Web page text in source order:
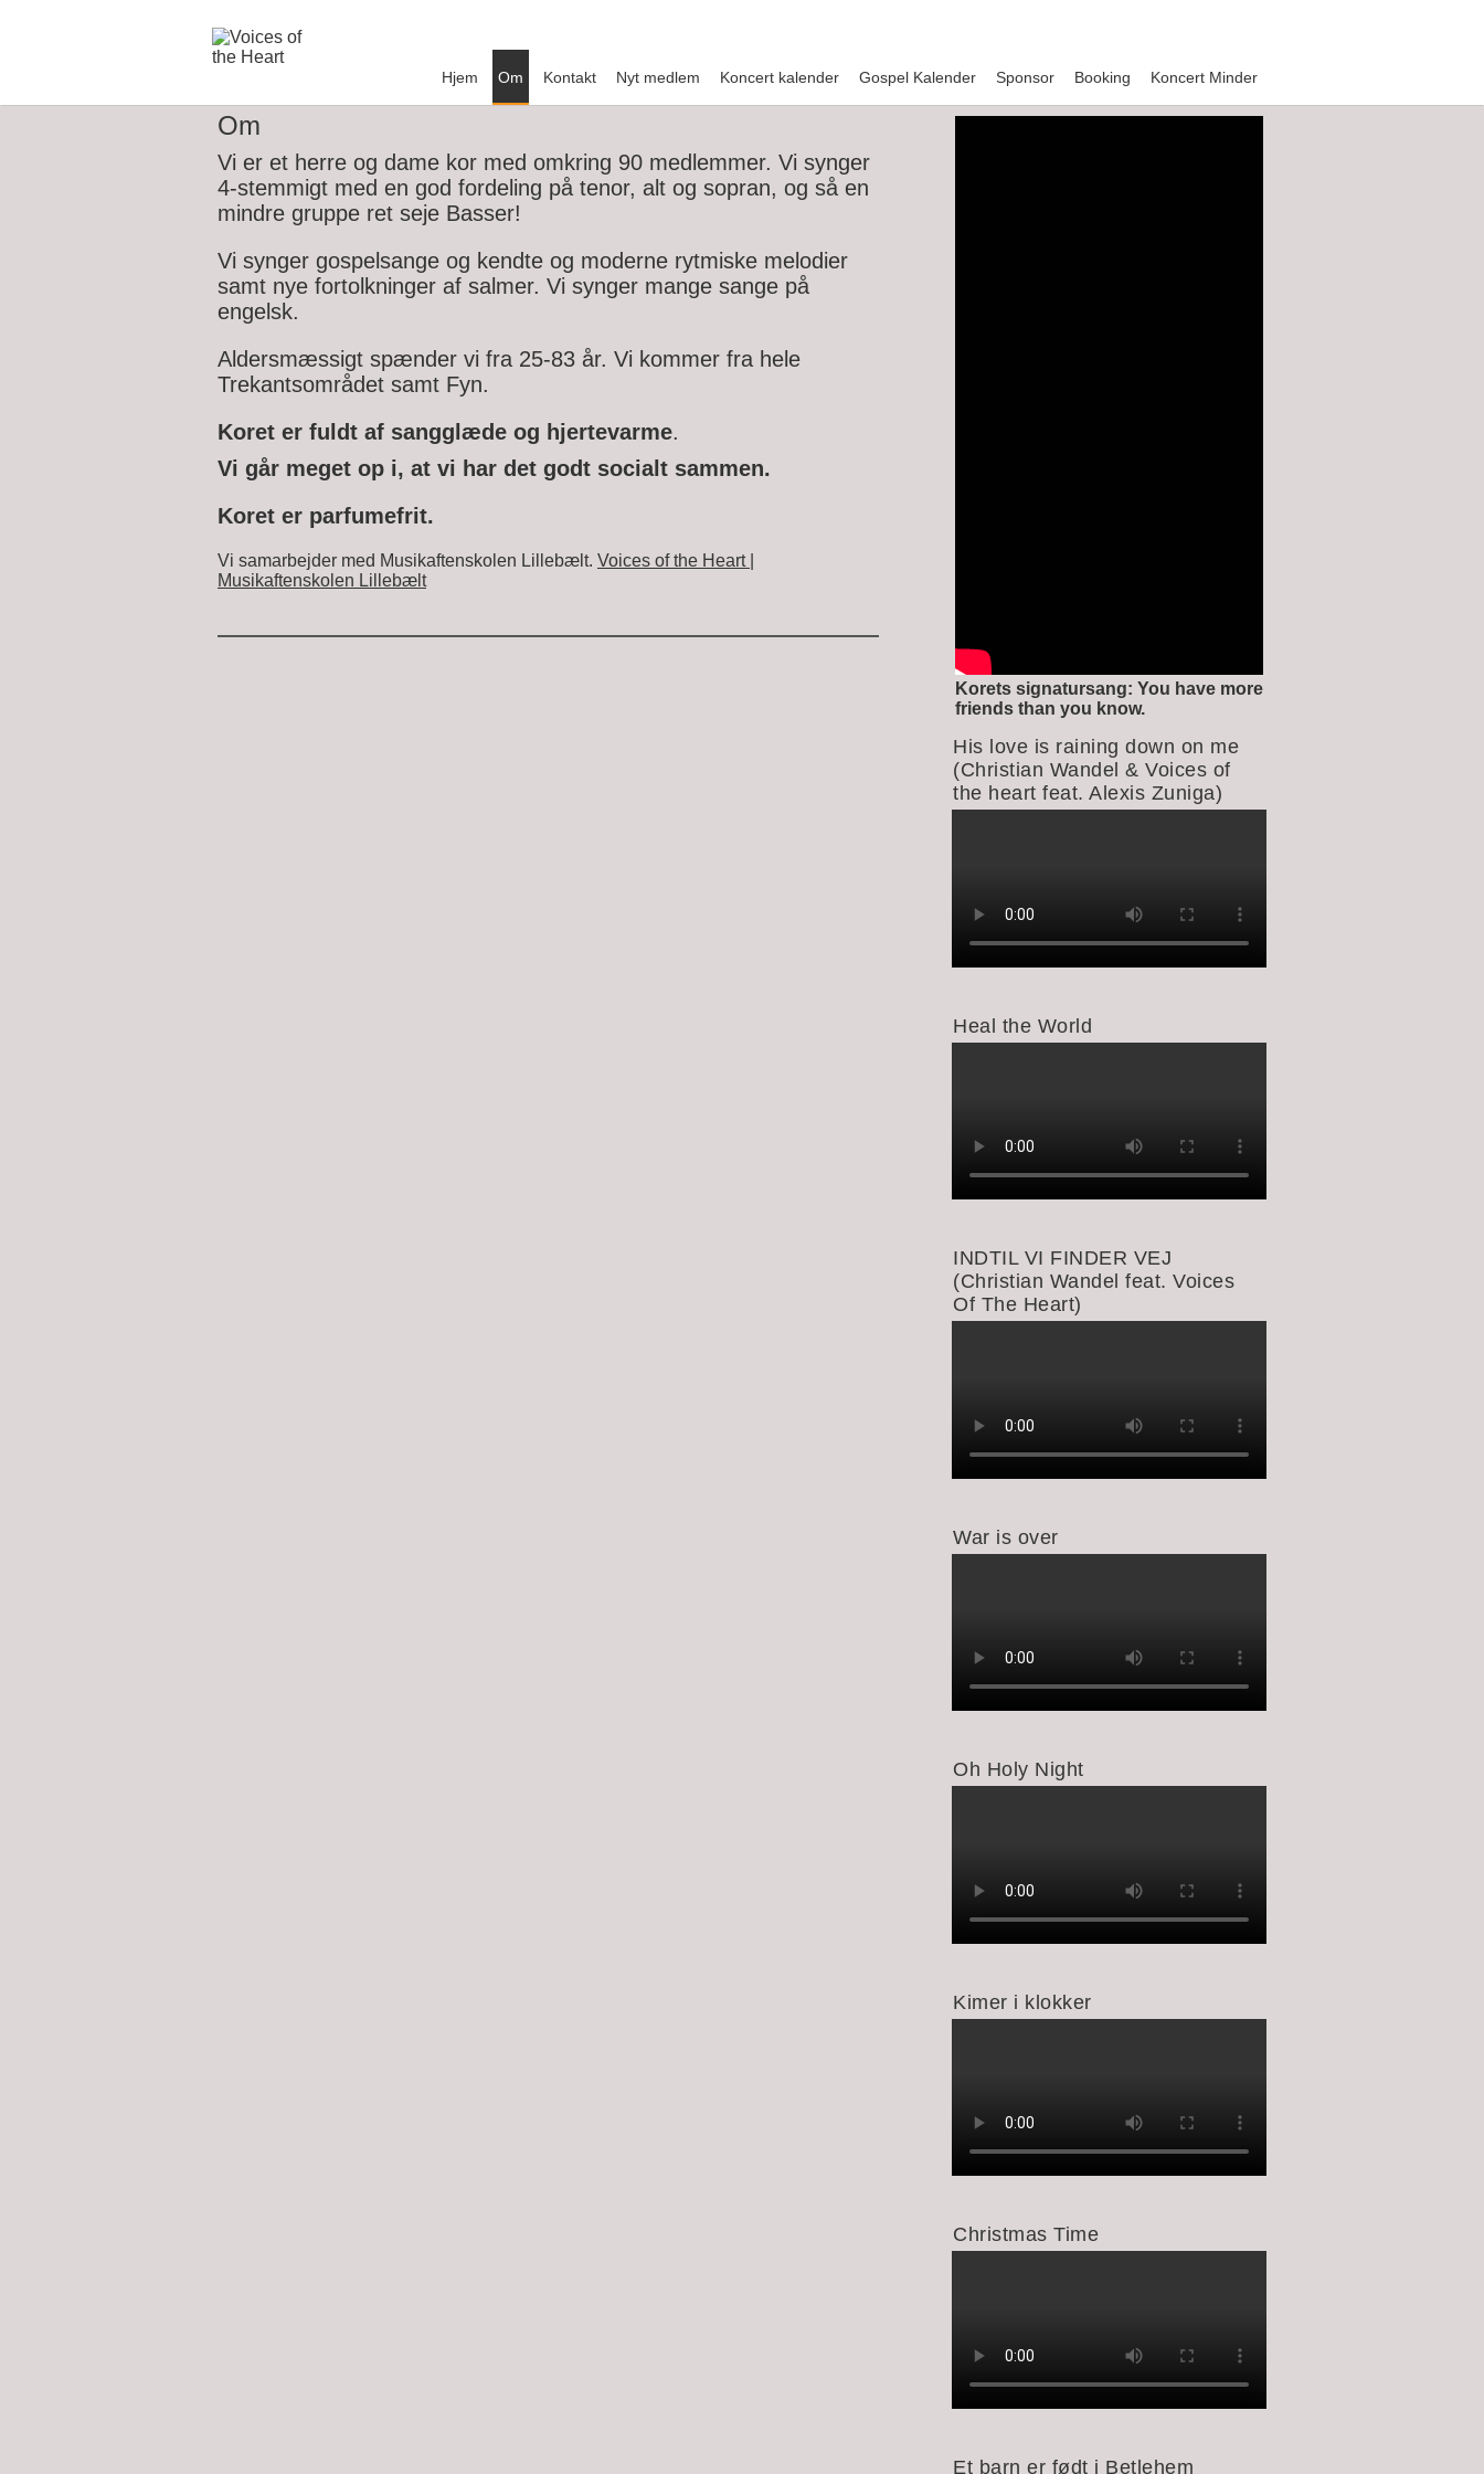
Hjem Om Kontakt Nyt medlem Koncert kalender Gospel Kalender Sponsor Booking Koncert Minder
Om
Vi er et herre og dame kor med omkring 90 medlemmer. Vi synger
4-stemmigt med en god fordeling på tenor, alt og sopran, og så en
mindre gruppe ret seje Basser!
Vi synger gospelsange og kendte og moderne rytmiske melodier
samt nye fortolkninger af salmer. Vi synger mange sange på
engelsk.
Aldersmæssigt spænder vi fra 25-83 år. Vi kommer fra hele
Trekantsområdet samt Fyn.
Koret er fuldt af sangglæde og hjertevarme.
Vi går meget op i, at vi har det godt socialt sammen.
Koret er parfumefrit.
Vi samarbejder med Musikaftenskolen Lillebælt. Voices of the Heart |
Musikaftenskolen Lillebælt
Korets signatursang: You have more
friends than you know.
His love is raining down on me
(Christian Wandel & Voices of
the heart feat. Alexis Zuniga)
Heal the World
INDTIL VI FINDER VEJ
(Christian Wandel feat. Voices
Of The Heart)
War is over
Oh Holy Night
Kimer i klokker
Christmas Time
Et barn er født i Betlehem